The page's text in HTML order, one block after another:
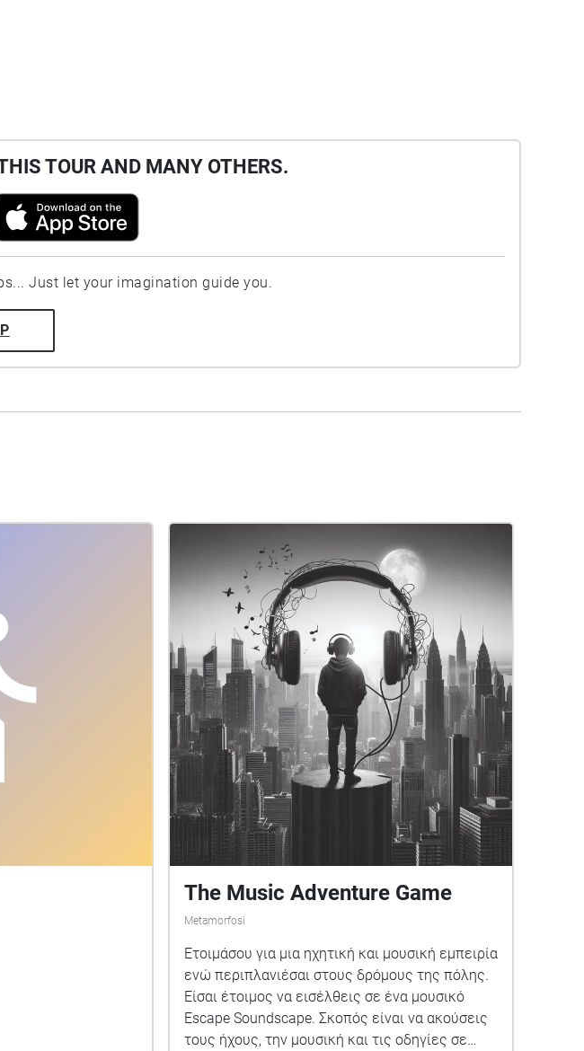
TOUR AND MANY OTHERS.
Just let your imagination guide you.
The Music Adventure Game
Metamorfosi
Ετοιμάσου για μια ηχητική και μουσική εμπειρία
ενώ περιπλανιέσαι στους δρόμους της πόλης.
Είσαι έτοιμος να εισέλθεις σε ένα μουσικό
Escape Soundscape. Σκοπός είναι να ακούσεις
τους ήχους, την μουσική και τις οδηγίες σε